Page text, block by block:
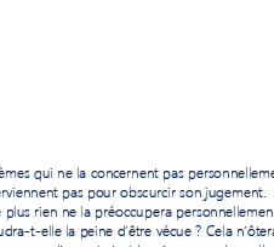
qui ne la concernent pas personn
pas pour obscurcir son jugement.
plus rien ne la préoccupera p
t-elle la peine d’être vécue ? Cela n’